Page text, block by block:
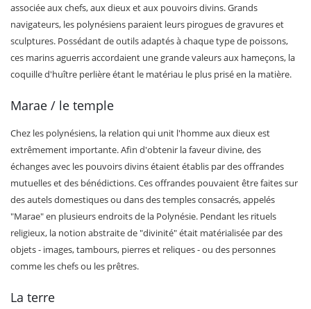
associée aux chefs, aux dieux et aux pouvoirs divins. Grands
navigateurs, les polynésiens paraient leurs pirogues de gravures et
sculptures. Possédant de outils adaptés à chaque type de poissons,
ces marins aguerris accordaient une grande valeurs aux hameçons, la
coquille d'huître perlière étant le matériau le plus prisé en la matière.
Marae / le temple
Chez les polynésiens, la relation qui unit l'homme aux dieux est
extrêmement importante. Afin d'obtenir la faveur divine, des
échanges avec les pouvoirs divins étaient établis par des offrandes
mutuelles et des bénédictions. Ces offrandes pouvaient être faites sur
des autels domestiques ou dans des temples consacrés, appelés
"Marae" en plusieurs endroits de la Polynésie. Pendant les rituels
religieux, la notion abstraite de "divinité" était matérialisée par des
objets - images, tambours, pierres et reliques - ou des personnes
comme les chefs ou les prêtres.
La terre